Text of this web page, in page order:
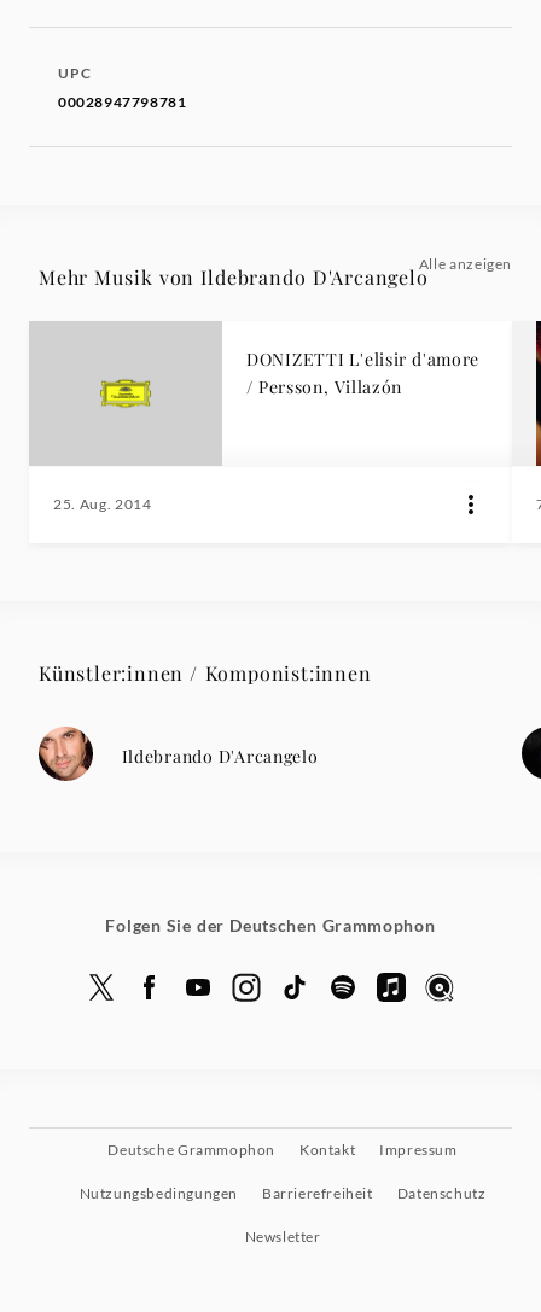
UPC
00028947798781
Mehr Musik von Ildebrando D'Arcangelo
Alle anzeigen
DONIZETTI L'elisir d'amore
/ Persson, Villazón
25. Aug. 2014
Künstler:innen / Komponist:innen
Ildebrando D'Arcangelo
Folgen Sie der Deutschen Grammophon
Deutsche Grammophon Kontakt Impressum
Nutzungsbedingungen Barrierefreiheit Datenschutz
Newsletter